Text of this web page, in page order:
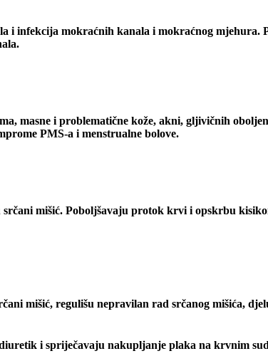
i infekcija mokraćnih kanala i mokraćnog mjehura.
masne i problematične kože, akni, gljivičnih
PMS-a i menstrualne bolove.
mišić. Poboljšavaju protok krvi i opskrbu
mišić, regulišu nepravilan rad srčanog mišića,
i spriječavaju nakupljanje plaka na krvnim